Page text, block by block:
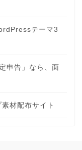
テーマ3
申告」なら、面
材配布サイト